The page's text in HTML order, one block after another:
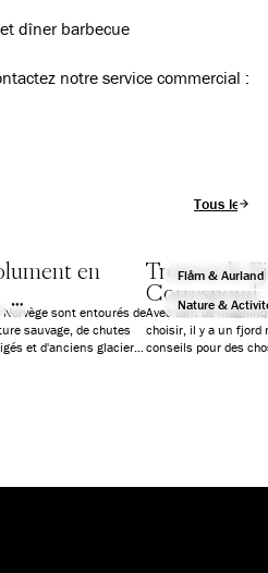
dîner barbecue
notre service commercial :
Tous les
en
sont entourés de
sauvage, de chutes
et d'anciens glaciers.
Flåm & Aurland
Nature &
Trouvez le
Correspond
Avec tant de
choisir, il y a un fjord
conseils pour des